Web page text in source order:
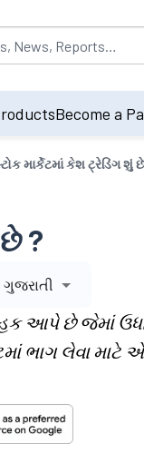
by default
Become a
માર્કેટમાં કેશ ટ્રેડિંગ શું
?
ગુજરાતી
હક આપે છે જેમાં
ભાગ લેવા માટે